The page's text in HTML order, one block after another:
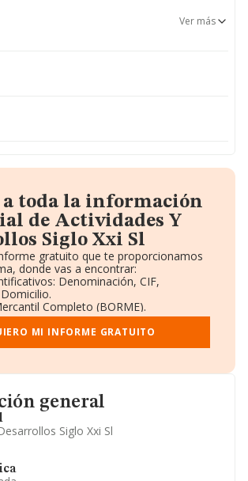
general
Siglo Xxi Sl
Ver más
a toda la información
de Actividades Y
Siglo Xxi Sl
gratuito que te proporcionamos
donde vas a encontrar:
Denominación, CIF,
Completo (BORME).
Evolución Ventas y Empleados.
Administración y Administradores.
Ejecutivos.
oficial y registral complementaria.
MI INFORME GRATUITO